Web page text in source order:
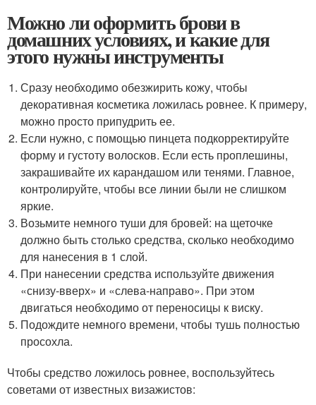
Можно ли оформить брови в
домашних условиях, и какие для
этого нужны инструменты
Сразу необходимо обезжирить кожу, чтобы
декоративная косметика ложилась ровнее. К примеру,
можно просто припудрить ее.
Если нужно, с помощью пинцета подкорректируйте
форму и густоту волосков. Если есть проплешины,
закрашивайте их карандашом или тенями. Главное,
контролируйте, чтобы все линии были не слишком
яркие.
Возьмите немного туши для бровей: на щеточке
должно быть столько средства, сколько необходимо
для нанесения в 1 слой.
При нанесении средства используйте движения
«снизу-вверх» и «слева-направо». При этом
двигаться необходимо от переносицы к виску.
Подождите немного времени, чтобы тушь полностью
просохла.
Чтобы средство ложилось ровнее, воспользуйтесь
советами от известных визажистов: